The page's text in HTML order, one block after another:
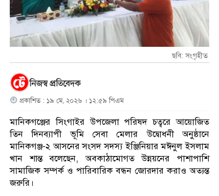
ছবি: সংগৃহীত
নিজস্ব প্রতিবেদক
প্রকাশিত : ১৯ মে, ২০২৬ । ১২:৫৯ পিএম
মানিকগঞ্জের সিংগাইর উপজেলা পরিষদ চত্বরে আয়োজিত
তিন দিনব্যাপী ভূমি সেবা মেলার উদ্বোধনী অনুষ্ঠানে
মানিকগঞ্জ-২ আসনের সংসদ সদস্য ইঞ্জিনিয়ার মঈনুল ইসলাম
খান শান্ত বলেছেন, অবকাঠামোগত উন্নয়নের পাশাপাশি
সামাজিক সম্পর্ক ও পারিবারিক বন্ধন জোরদার করাও অত্যন্ত
জরুরি।